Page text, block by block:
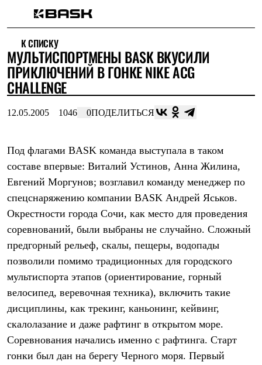
Интернет-магазин
Мужская одежда
Утепленная пухом
Куртки
Брюки
Комбинезоны
Штормовая одежда
Куртки
Брюки
Софтшелл одежда
Куртки
Брюки
Флисовая одежда
Куртки
Брюки
Термобелье
Теплое термобелье
Легкое термобелье
Лёгкая одежда
Футболки
Толстовки
Брюки
К СПИСКУ
МУЛЬТИСПОРТМЕНЫ BASK ВКУСИЛИ
ПРИКЛЮЧЕНИЙ В ГОНКЕ NIKE ACG
CHALLENGE
12.05.2005 1046 0ПОДЕЛИТЬСЯ
Под флагами BASK команда выступала в таком
составе впервые: Виталий Устинов, Анна Жилина,
Евгений Моргунов; возглавил команду менеджер по
спецснаряжению компании BASK Андрей Яськов.
Окрестности города Сочи, как место для проведения
соревнований, были выбраны не случайно. Сложный
предгорный рельеф, скалы, пещеры, водопады
позволили помимо традиционных для городского
мультиспорта этапов (ориентирование, горный
велосипед, веревочная техника), включить такие
дисциплины, как трекинг, каньонинг, кейвинг,
скалолазание и даже рафтинг в открытом море.
Соревнования начались именно с рафтинга. Старт
гонки был дан на берегу Черного моря. Первый